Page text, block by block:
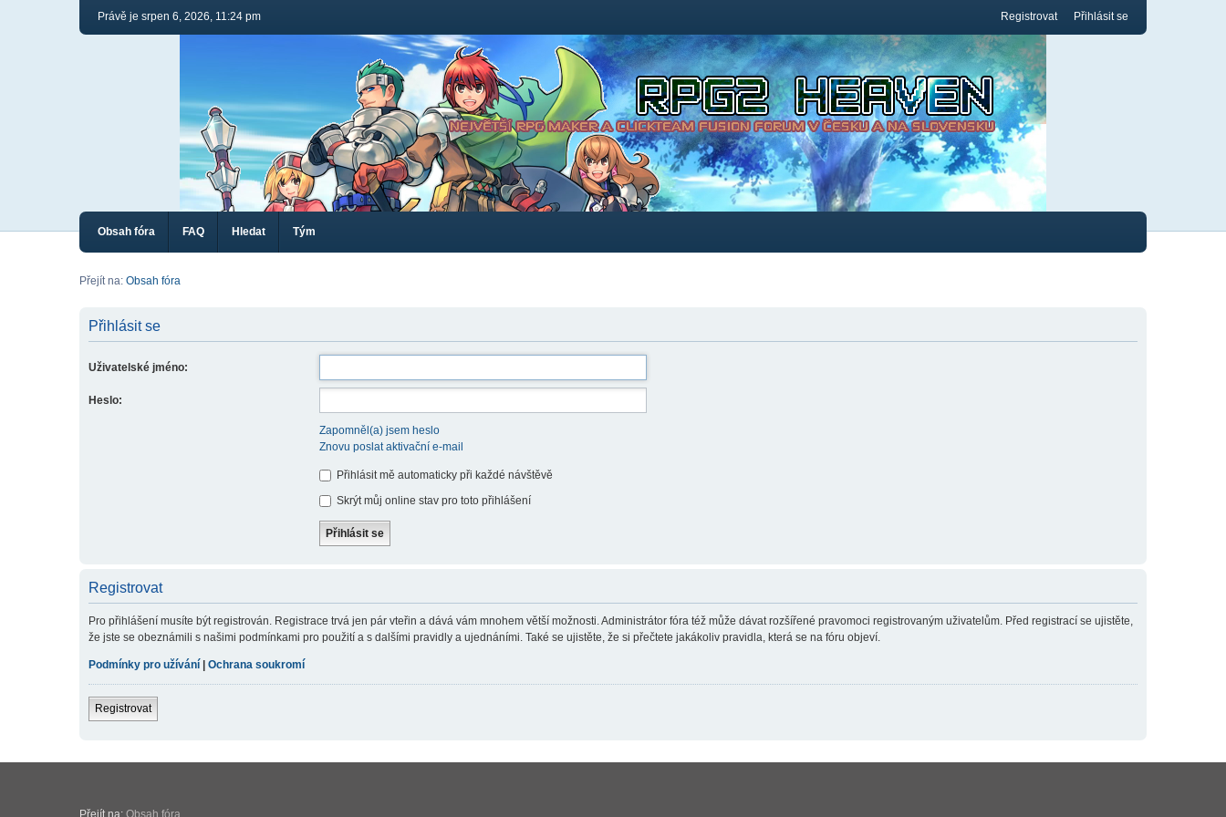
Právě je srpen 6, 2026, 11:24 pm Registrovat Přihlásit se
Obsah fóra FAQ Hledat Tým
Přejít na: Obsah fóra
Přihlásit se
Uživatelské jméno:
Heslo:
Zapomněl(a) jsem heslo
Znovu poslat aktivační e-mail
Přihlásit mě automaticky při každé návštěvě
Skrýt můj online stav pro toto přihlášení
Registrovat
Pro přihlášení musíte být registrován. Registrace trvá jen pár vteřin a dává vám mnohem větší možnosti. Administrátor fóra též může dávat rozšířené pravomoci registrovaným uživatelům. Před registrací se ujistěte,
že jste se obeznámili s našimi podmínkami pro použití a s dalšími pravidly a ujednáními. Také se ujistěte, že si přečtete jakákoliv pravidla, která se na fóru objeví.
Podmínky pro užívání Ochrana soukromí
Registrovat
Přejít na: Obsah fóra